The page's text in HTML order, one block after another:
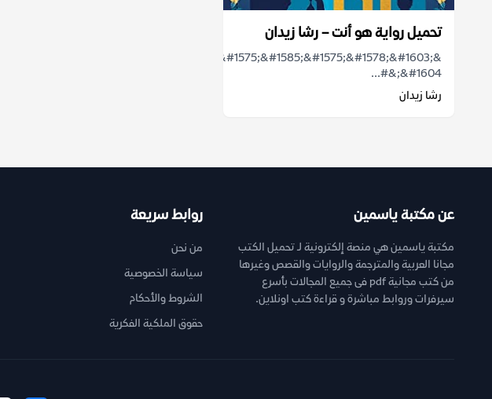
تحميل رواية هو أنت – رشا زيدان
&laquo;&#1575;&#1582;&#1578;&#1610;&#1575;&#1585;&#1575;&#1578;&#1603;
&#1604;&#...
رشا زيدان
عن مكتبة ياسمين
مكتبة ياسمين هي منصة إلكترونية لـ تحميل الكتب
مجانا العربية والمترجمة والروايات والقصص وغيرها
من كتب مجانية pdf فى جميع المجالات بأسرع
سيرفرات وروابط مباشرة و قراءة كتب اونلاين.
روابط سريعة
من نحن
سياسة الخصوصية
الشروط والأحكام
حقوق الملكية الفكرية